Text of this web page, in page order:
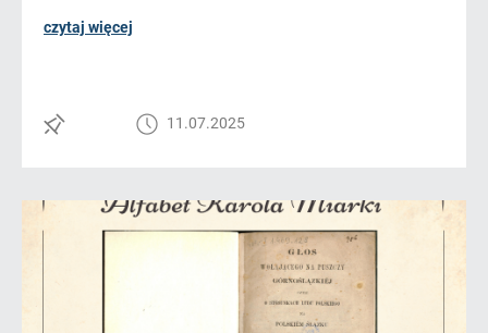
czytaj więcej
11.07.2025